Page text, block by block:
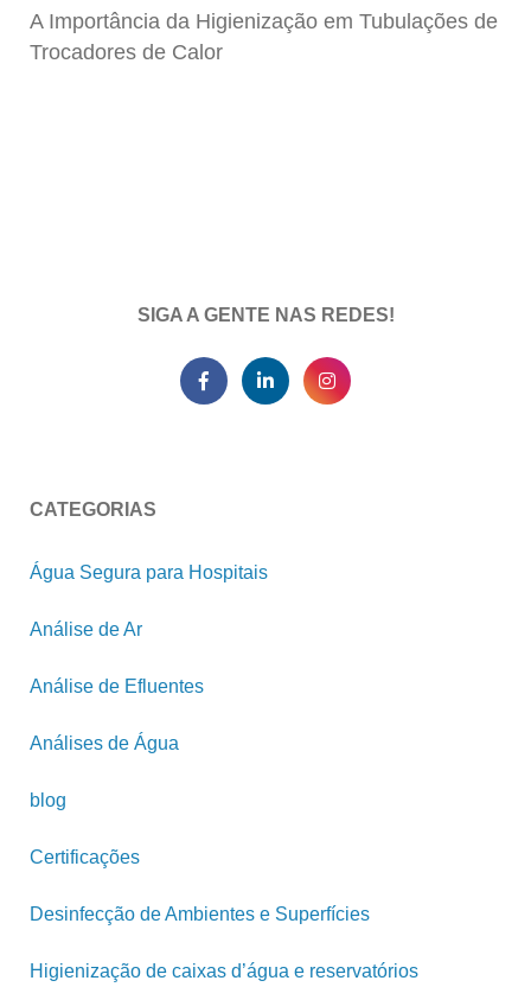
A Importância da Higienização em Tubulações de
Trocadores de Calor
SIGA A GENTE NAS REDES!
CATEGORIAS
Água Segura para Hospitais
Análise de Ar
Análise de Efluentes
Análises de Água
blog
Certificações
Desinfecção de Ambientes e Superfícies
Higienização de caixas d’água e reservatórios